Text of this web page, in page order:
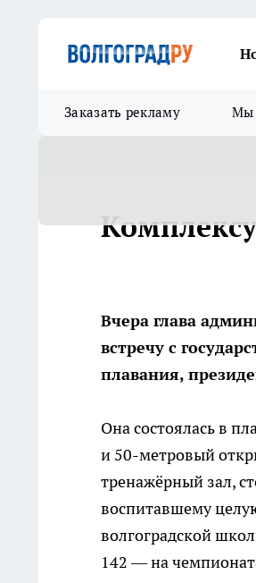
Заказать рекламу Мы
Вчера глава
встречу с
плавания,
Она состоялась в
и 50-метровый
тренажёрный зал,
воспитавшему
волгоградской
142 — на